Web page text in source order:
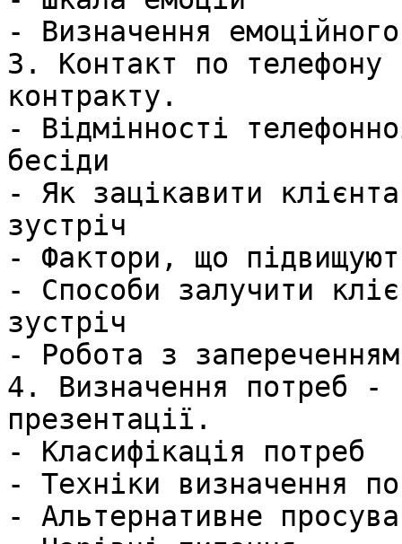
- Визначення
3. Контакт по телефону
контракту.
- Відмінності
бесіди
- Як зацікавити
зустріч
- Фактори, що
- Способи залучити
зустріч
- Робота з
4. Визначення потреб -
презентації.
- Класифікація
- Техніки
- Альтернативне